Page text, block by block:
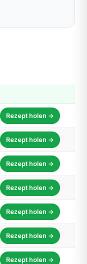
Rezept holen →
Rezept holen →
Rezept holen →
Rezept holen →
Rezept holen →
Rezept holen →
Rezept holen →